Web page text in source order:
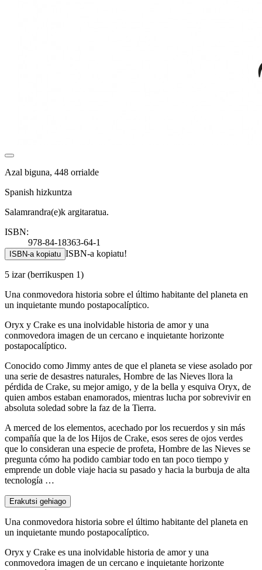
Azal biguna, 448 orrialde
Spanish hizkuntza
Salamrandra(e)k argitaratua.
ISBN:
978-84-18363-64-1
ISBN-a kopiatu ISBN-a kopiatu!
5 izar(berrikuspen 1)
Una conmovedora historia sobre el último habitante del planeta en
un inquietante mundo postapocalíptico.
Oryx y Crake es una inolvidable historia de amor y una
conmovedora imagen de un cercano e inquietante horizonte
postapocalíptico.
Conocido como Jimmy antes de que el planeta se viese asolado por
una serie de desastres naturales, Hombre de las Nieves llora la
pérdida de Crake, su mejor amigo, y de la bella y esquiva Oryx, de
quien ambos estaban enamorados, mientras lucha por sobrevivir en
absoluta soledad sobre la faz de la Tierra.
A merced de los elementos, acechado por los recuerdos y sin más
compañía que la de los Hijos de Crake, esos seres de ojos verdes
que lo consideran una especie de profeta, Hombre de las Nieves se
pregunta cómo ha podido cambiar todo en tan poco tiempo y
emprende un doble viaje hacia su pasado y hacia la burbuja de alta
tecnología …
Erakutsi gehiago
Una conmovedora historia sobre el último habitante del planeta en
un inquietante mundo postapocalíptico.
Oryx y Crake es una inolvidable historia de amor y una
conmovedora imagen de un cercano e inquietante horizonte